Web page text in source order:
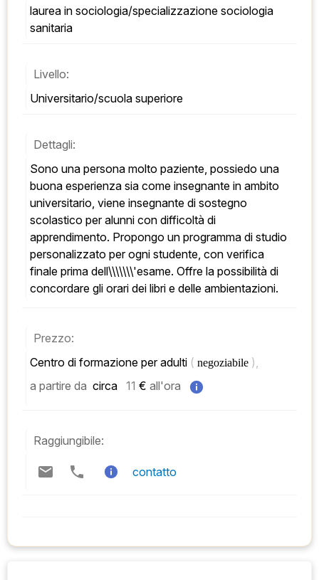
laurea in sociologia/specializzazione sociologia
sanitaria
Livello:
Universitario/scuola superiore
Dettagli:
Sono una persona molto paziente, possiedo una
buona esperienza sia come insegnante in ambito
universitario, viene insegnante di sostegno
scolastico per alunni con difficoltà di
apprendimento. Propongo un programma di studio
personalizzato per ogni studente, con verifica
finale prima dell\\\\\\\'esame. Offre la possibilità di
concordare gli orari dei libri e delle ambientazioni.
Prezzo:
Centro di formazione per adulti ( negoziabile ),
a partire da circa 11 € all'ora
Raggiungibile:
contatto